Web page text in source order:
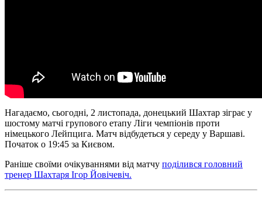
Нагадаємо, сьогодні, 2 листопада, донецький Шахтар зіграє у
шостому матчі групового етапу Ліги чемпіонів проти
німецького Лейпцига. Матч відбудеться у середу у Варшаві.
Початок о 19:45 за Києвом.
Раніше своїми очікуваннями від матчу поділився головний
тренер Шахтаря Ігор Йовічевіч.